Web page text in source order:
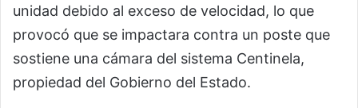
unidad debido al exceso de velocidad, lo que
provocó que se impactara contra un poste que
sostiene una cámara del sistema Centinela,
propiedad del Gobierno del Estado.